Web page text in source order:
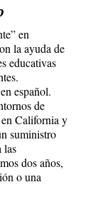
en
la ayuda de
educativas
español.
de
California y
suministro
las
dos años,
o una